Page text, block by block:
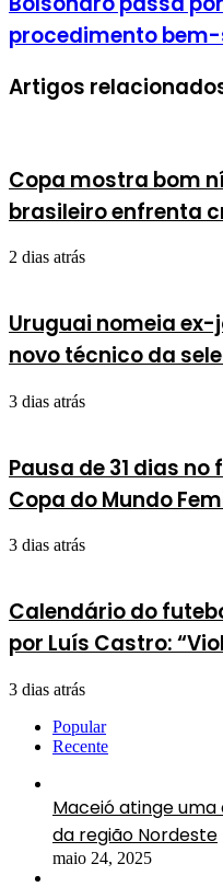
procedimento
Artigos
Copa mostra bom
brasileiro enfrenta
2 dias atrás
Uruguai nomeia
novo técnico da
3 dias atrás
Pausa de 31 dias
Copa do Mundo
3 dias atrás
Calendário do
por Luís Castro:
3 dias atrás
Popular
Recente
Maceió atinge
da região Nordeste
maio 24, 2025